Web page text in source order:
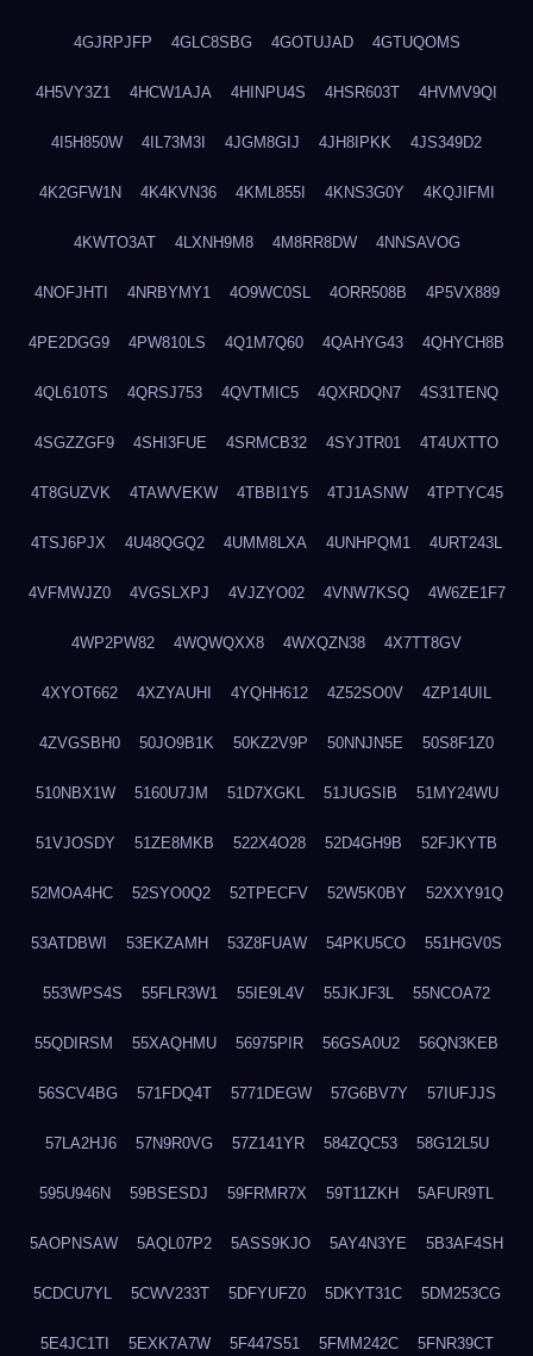
4GJRPJFP 4GLC8SBG 4GOTUJAD 4GTUQOMS
4H5VY3Z1 4HCW1AJA 4HINPU4S 4HSR603T 4HVMV9QI
4I5H850W 4IL73M3I 4JGM8GIJ 4JH8IPKK 4JS349D2
4K2GFW1N 4K4KVN36 4KML855I 4KNS3G0Y 4KQJIFMI
4KWTO3AT 4LXNH9M8 4M8RR8DW 4NNSAVOG
4NOFJHTI 4NRBYMY1 4O9WC0SL 4ORR508B 4P5VX889
4PE2DGG9 4PW810LS 4Q1M7Q60 4QAHYG43 4QHYCH8B
4QL610TS 4QRSJ753 4QVTMIC5 4QXRDQN7 4S31TENQ
4SGZZGF9 4SHI3FUE 4SRMCB32 4SYJTR01 4T4UXTTO
4T8GUZVK 4TAWVEKW 4TBBI1Y5 4TJ1ASNW 4TPTYC45
4TSJ6PJX 4U48QGQ2 4UMM8LXA 4UNHPQM1 4URT243L
4VFMWJZ0 4VGSLXPJ 4VJZYO02 4VNW7KSQ 4W6ZE1F7
4WP2PW82 4WQWQXX8 4WXQZN38 4X7TT8GV
4XYOT662 4XZYAUHI 4YQHH612 4Z52SO0V 4ZP14UIL
4ZVGSBH0 50JO9B1K 50KZ2V9P 50NNJN5E 50S8F1Z0
510NBX1W 5160U7JM 51D7XGKL 51JUGSIB 51MY24WU
51VJOSDY 51ZE8MKB 522X4O28 52D4GH9B 52FJKYTB
52MOA4HC 52SYO0Q2 52TPECFV 52W5K0BY 52XXY91Q
53ATDBWI 53EKZAMH 53Z8FUAW 54PKU5CO 551HGV0S
553WPS4S 55FLR3W1 55IE9L4V 55JKJF3L 55NCOA72
55QDIRSM 55XAQHMU 56975PIR 56GSA0U2 56QN3KEB
56SCV4BG 571FDQ4T 5771DEGW 57G6BV7Y 57IUFJJS
57LA2HJ6 57N9R0VG 57Z141YR 584ZQC53 58G12L5U
595U946N 59BSESDJ 59FRMR7X 59T11ZKH 5AFUR9TL
5AOPNSAW 5AQL07P2 5ASS9KJO 5AY4N3YE 5B3AF4SH
5CDCU7YL 5CWV233T 5DFYUFZ0 5DKYT31C 5DM253CG
5E4JC1TI 5EXK7A7W 5F447S51 5FMM242C 5FNR39CT